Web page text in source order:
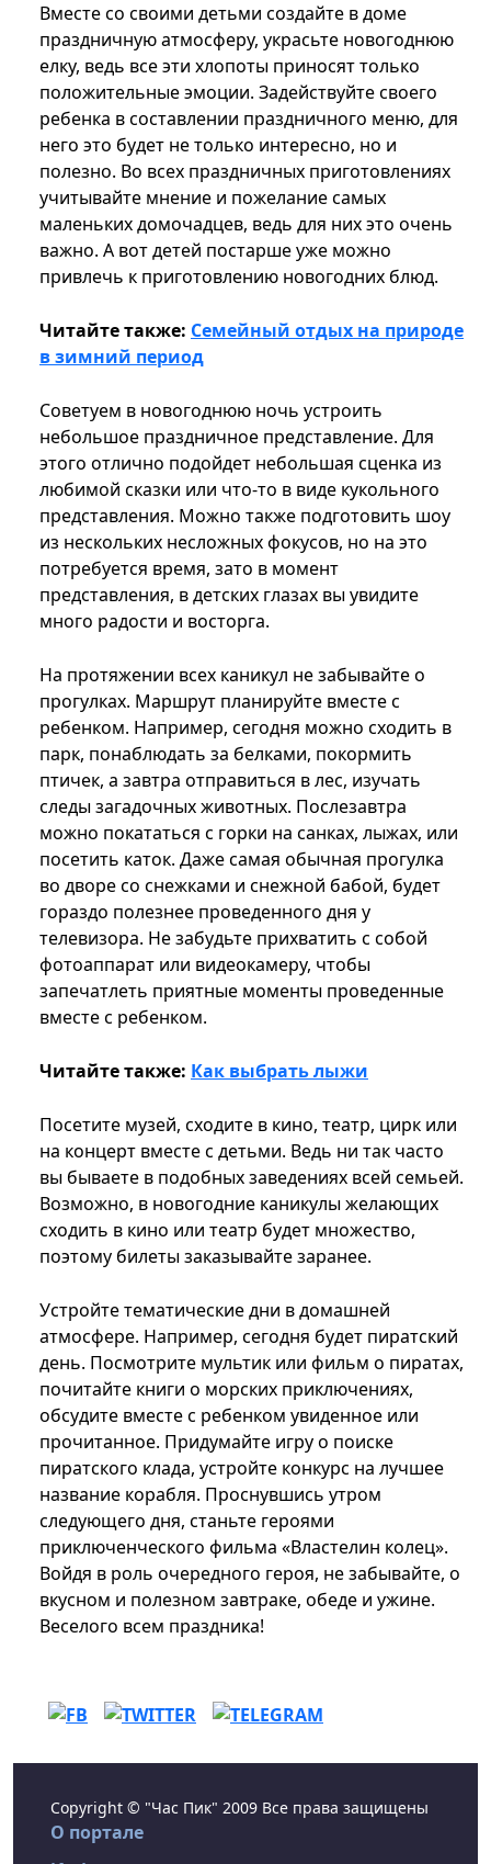
Вместе со своими детьми создайте в доме
праздничную атмосферу, украсьте новогоднюю
елку, ведь все эти хлопоты приносят только
положительные эмоции. Задействуйте своего
ребенка в составлении праздничного меню, для
него это будет не только интересно, но и
полезно. Во всех праздничных приготовлениях
учитывайте мнение и пожелание самых
маленьких домочадцев, ведь для них это очень
важно. А вот детей постарше уже можно
привлечь к приготовлению новогодних блюд.
Читайте также: Семейный отдых на природе
в зимний период
Советуем в новогоднюю ночь устроить
небольшое праздничное представление. Для
этого отлично подойдет небольшая сценка из
любимой сказки или что-то в виде кукольного
представления. Можно также подготовить шоу
из нескольких несложных фокусов, но на это
потребуется время, зато в момент
представления, в детских глазах вы увидите
много радости и восторга.
На протяжении всех каникул не забывайте о
прогулках. Маршрут планируйте вместе с
ребенком. Например, сегодня можно сходить в
парк, понаблюдать за белками, покормить
птичек, а завтра отправиться в лес, изучать
следы загадочных животных. Послезавтра
можно покататься с горки на санках, лыжах, или
посетить каток. Даже самая обычная прогулка
во дворе со снежками и снежной бабой, будет
гораздо полезнее проведенного дня у
телевизора. Не забудьте прихватить с собой
фотоаппарат или видеокамеру, чтобы
запечатлеть приятные моменты проведенные
вместе с ребенком.
Читайте также: Как выбрать лыжи
Посетите музей, сходите в кино, театр, цирк или
на концерт вместе с детьми. Ведь ни так часто
вы бываете в подобных заведениях всей семьей.
Возможно, в новогодние каникулы желающих
сходить в кино или театр будет множество,
поэтому билеты заказывайте заранее.
Устройте тематические дни в домашней
атмосфере. Например, сегодня будет пиратский
день. Посмотрите мультик или фильм о пиратах,
почитайте книги о морских приключениях,
обсудите вместе с ребенком увиденное или
прочитанное. Придумайте игру о поиске
пиратского клада, устройте конкурс на лучшее
название корабля. Проснувшись утром
следующего дня, станьте героями
приключенческого фильма «Властелин колец».
Войдя в роль очередного героя, не забывайте, о
вкусном и полезном завтраке, обеде и ужине.
Веселого всем праздника!
Copyright © "Час Пик" 2009 Все права защищены
О портале